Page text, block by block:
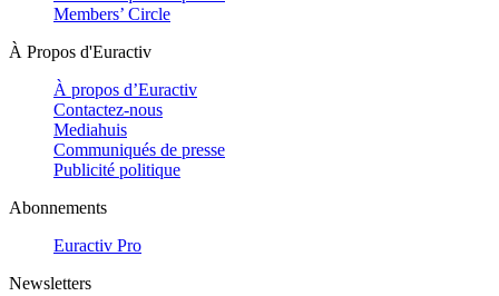
Members’ Circle
À Propos d'Euractiv
À propos d’Euractiv
Contactez-nous
Mediahuis
Communiqués de presse
Publicité politique
Abonnements
Euractiv Pro
Newsletters